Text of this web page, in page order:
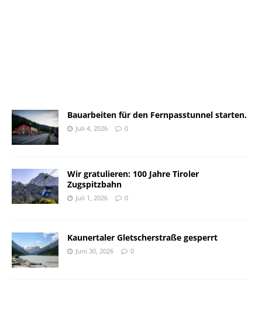
Bauarbeiten für den Fernpasstunnel starten.
Juli 4, 2026 0
Wir gratulieren: 100 Jahre Tiroler
Zugspitzbahn
Juli 1, 2026 0
Kaunertaler Gletscherstraße gesperrt
Juni 30, 2026 0